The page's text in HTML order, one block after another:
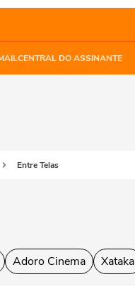
CENTRAL DO ASSINANTE
Entre Telas
Adoro Cinema Xataka